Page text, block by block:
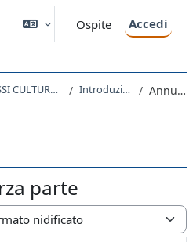
Ospite Accedi
043SF - SOCIOLOGIA DEI PROCESSI CULTURALI 2019 Introduzione Annunci
parte